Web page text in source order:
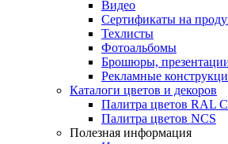
Видео
Сертификаты на
Техлисты
Фотоальбомы
Брошюры,
Рекламные
Каталоги цветов и декоров
Палитра цветов RAL
Палитра цветов NCS
Полезная информация